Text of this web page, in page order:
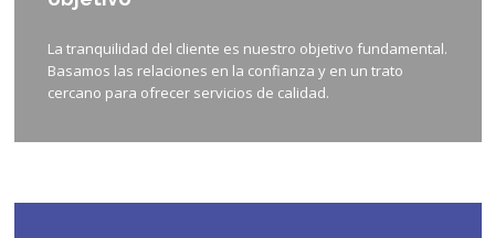
La tranquilidad del cliente es nuestro objetivo fundamental.
Basamos las relaciones en la confianza y en un trato
cercano para ofrecer servicios de calidad.